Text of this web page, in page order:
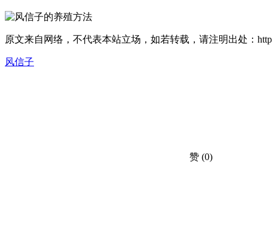
原文来自网络，不代表本站立场，如若转载，请注明出处：
风信子
赞 (0)